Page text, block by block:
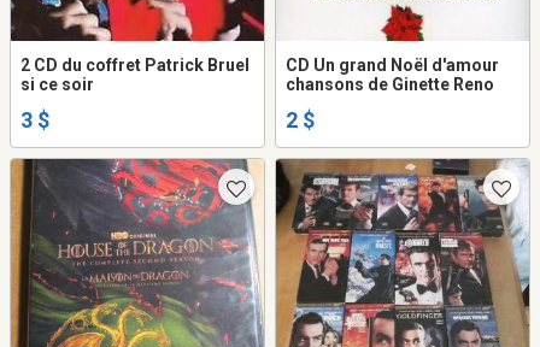
2 CD du coffret Patrick Bruel
si ce soir
3 $
CD Un grand Noël d'amour
chansons de Ginette Reno
2 $